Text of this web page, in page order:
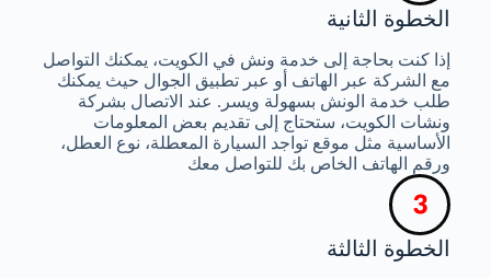
الخطوة الثانية
إذا كنت بحاجة إلى خدمة ونش في الكويت، يمكنك التواصل
مع الشركة عبر الهاتف أو عبر تطبيق الجوال حيث يمكنك
طلب خدمة الونش بسهولة ويسر. عند الاتصال بشركة
ونشات الكويت، ستحتاج إلى تقديم بعض المعلومات
الأساسية مثل موقع تواجد السيارة المعطلة، نوع العطل،
ورقم الهاتف الخاص بك للتواصل معك
الخطوة الثالثة